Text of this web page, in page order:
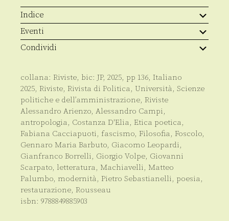
quantità
Indice
Eventi
Condividi
collana: Riviste, bic: JP, 2025, pp 136, Italiano
2025, Riviste, Rivista di Politica, Università, Scienze
politiche e dell’amministrazione, Riviste
Alessandro Arienzo, Alessandro Campi,
antropologia, Costanza D'Elia, Etica poetica,
Fabiana Cacciapuoti, fascismo, Filosofia, Foscolo,
Gennaro Maria Barbuto, Giacomo Leopardi,
Gianfranco Borrelli, Giorgio Volpe, Giovanni
Scarpato, letteratura, Machiavelli, Matteo
Palumbo, modernità, Pietro Sebastianelli, poesia,
restaurazione, Rousseau
isbn: 9788849885903